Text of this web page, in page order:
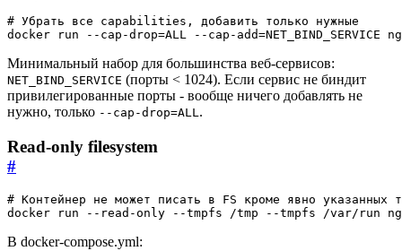
# Убрать все capabilities, добавить только нужные
docker run --cap-drop=ALL --cap-add=NET_BIND_SERVICE
Минимальный набор для большинства веб-сервисов:
NET_BIND_SERVICE (порты < 1024). Если сервис не биндит
привилегированные порты - вообще ничего добавлять не
нужно, только --cap-drop=ALL .
Read-only filesystem
#
# Контейнер не может писать в FS кроме явно указанных
docker run --read-only --tmpfs /tmp --tmpfs /var/run
В docker-compose.yml: